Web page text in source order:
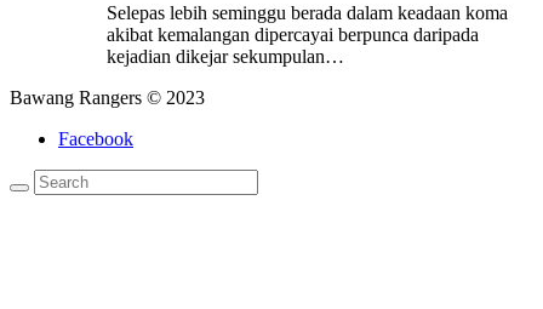
Selepas lebih seminggu berada dalam keadaan koma
akibat kemalangan dipercayai berpunca daripada
kejadian dikejar sekumpulan…
Bawang Rangers © 2023
Facebook